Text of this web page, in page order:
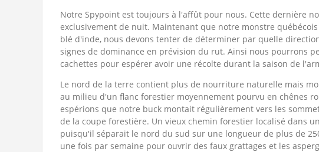
Notre Spypoint est toujours à l'affût pour nous. Cette dernière
exclusivement de nuit. Maintenant que notre monstre
blé d'inde, nous devons tenter de déterminer par quelle
signes de dominance en prévision du rut. Ainsi nous pourrons
cachettes pour espérer avoir une récolte durant la saison de
Le nord de la terre contient plus de nourriture naturelle mais
au milieu d'un flanc forestier moyennement pourvu en chênes
espérions que notre buck montait régulièrement vers les
de la coupe forestière. Un vieux chemin forestier localisé dans
puisqu'il séparait le nord du sud sur une longueur de plus de
une fois par semaine pour ouvrir des faux grattages et les